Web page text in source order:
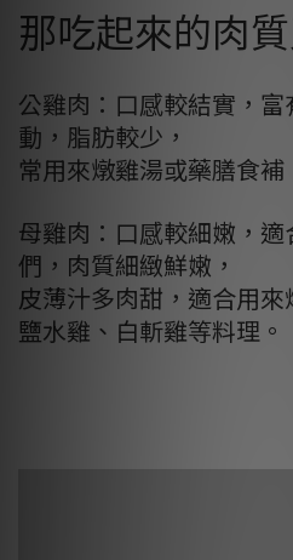
那吃起來的肉
公雞肉：口感較結實，
動，脂肪較少，
常用來燉雞湯或藥膳食補
母雞肉：口感較細嫩，
們，肉質細緻鮮嫩，
皮薄汁多肉甜，適合用來
鹽水雞、白斬雞等料理。